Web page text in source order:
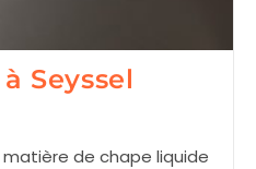
Seyssel
de chape liquide